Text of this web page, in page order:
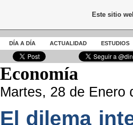
DÍA A DÍA ACTUALIDAD ESTUDIOS
Economía
Martes, 28 de Enero
El dilema
Este sitio